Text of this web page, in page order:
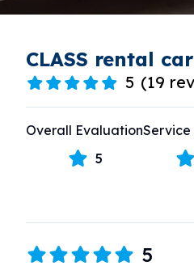
CLASS rental car
5 (19
Overall Evaluation
5
Service
5